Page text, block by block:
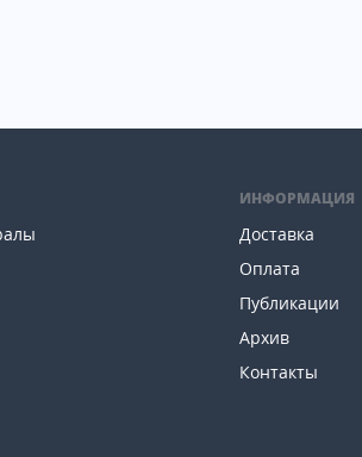
ИНФОРМАЦИЯ
Доставка
Оплата
Публикации
Архив
Контакты